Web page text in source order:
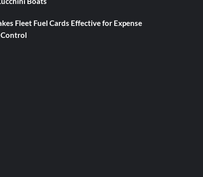
Fleet Fuel Cards Effective for Expense